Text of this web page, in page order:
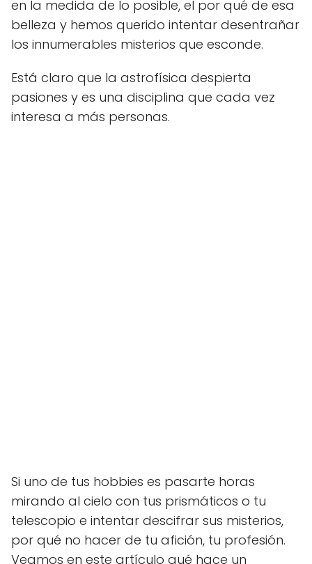
en la medida de lo posible, el por qué de esa
belleza y hemos querido intentar desentrañar
los innumerables misterios que esconde.
Está claro que la astrofísica despierta
pasiones y es una disciplina que cada vez
interesa a más personas.
Si uno de tus hobbies es pasarte horas
mirando al cielo con tus prismáticos o tu
telescopio e intentar descifrar sus misterios,
por qué no hacer de tu afición, tu profesión.
Veamos en este artículo qué hace un